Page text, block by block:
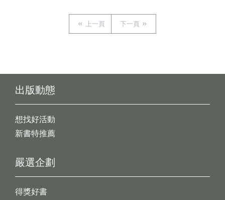
上一頁 下一頁
出版動態
想找好活動
新書特推薦
嚴選企劃
得獎好書